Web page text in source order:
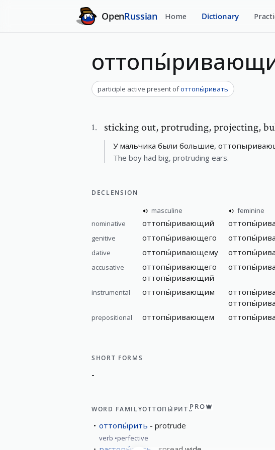
OpenRussian Home Dictionary
participle active present ofоттопы́ривать
1. sticking out,protruding, projecting,
У мальчика были большие,
The boy had big, protruding ears.
DECLENSION
masculine feminine
nominative
оттопы́ривающий
genitive оттопы́ривающего
dative оттопы́ривающему
accusative
оттопы́ривающего
оттопы́ривающий
instrumental оттопы́ривающим
prepositional оттопы́ривающем
SHORT FORMS
-
WORD FAMILYОТТОПЫ́РИТЬPRO
оттопы́рить protrude
verb perfective